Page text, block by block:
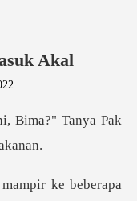
0
Akal
Bima?" Tanya Pak
ir ke beberapa